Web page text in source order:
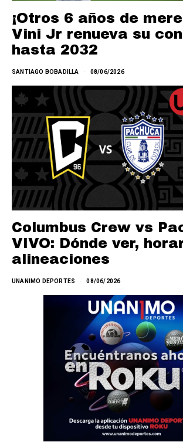
¡Otros 6 años de
Vini Jr renueva su
hasta 2032
SANTIAGO BOBADILLA 08/06/2026
Columbus Crew vs
VIVO: Dónde ver,
alineaciones
UNANIMO DEPORTES 08/06/2026